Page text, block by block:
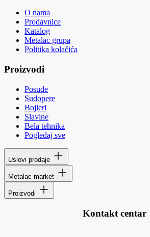
O nama
Prodavnice
Katalog
Metalac grupa
Politika kolačića
Proizvodi
Posuđe
Sudopere
Bojleri
Slavine
Bela tehnika
Pogledaj sve
Uslovi prodaje
Metalac market
Proizvodi
Kontakt centar